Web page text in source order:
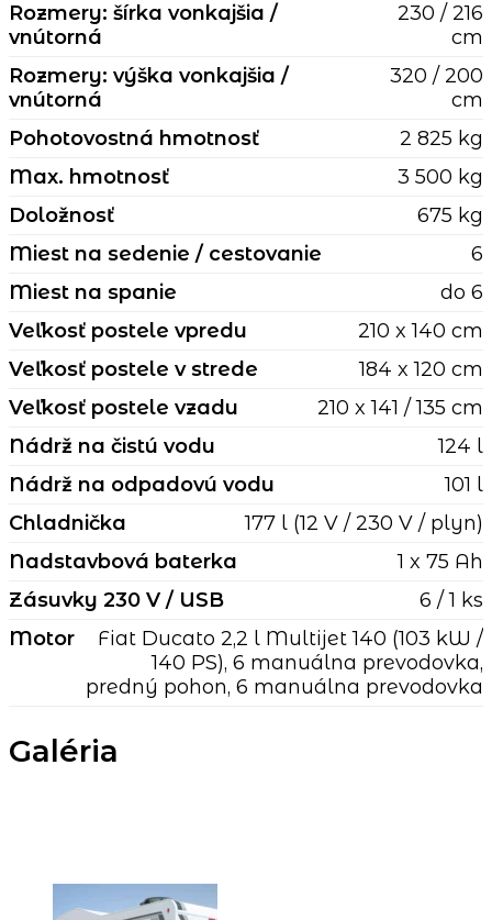
Rozmery: šírka vonkajšia /
vnútorná
230 / 216
cm
Rozmery: výška vonkajšia /
vnútorná
320 / 200
cm
Pohotovostná hmotnosť
2 825 kg
Max. hmotnosť
3 500 kg
Doložnosť
675 kg
Miest na sedenie / cestovanie
6
Miest na spanie
do 6
Veľkosť postele vpredu
210 x 140 cm
Veľkosť postele v strede
184 x 120 cm
Veľkosť postele vzadu
210 x 141 / 135 cm
Nádrž na čistú vodu
124 l
Nádrž na odpadovú vodu
101 l
Chladnička
177 l (12 V / 230 V / plyn)
Nadstavbová baterka
1 x 75 Ah
Zásuvky 230 V / USB
6 / 1 ks
Motor
Fiat Ducato 2,2 l Multijet 140 (103 kW /
140 PS), 6 manuálna prevodovka,
predný pohon, 6 manuálna prevodovka
Galéria